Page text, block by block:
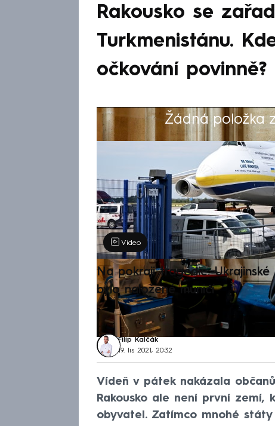
Rakousko se
Turkmenistánu.
očkování povinně?
Žádná položka
Výběr redakce
Video
Na pokraji tragédie:
bylo naložené municí
Filip Kalčák
19. lis 2021, 20:32
Vídeň v pátek nakázala
Rakousko ale není první zemí,
obyvatel. Zatímco mnohé